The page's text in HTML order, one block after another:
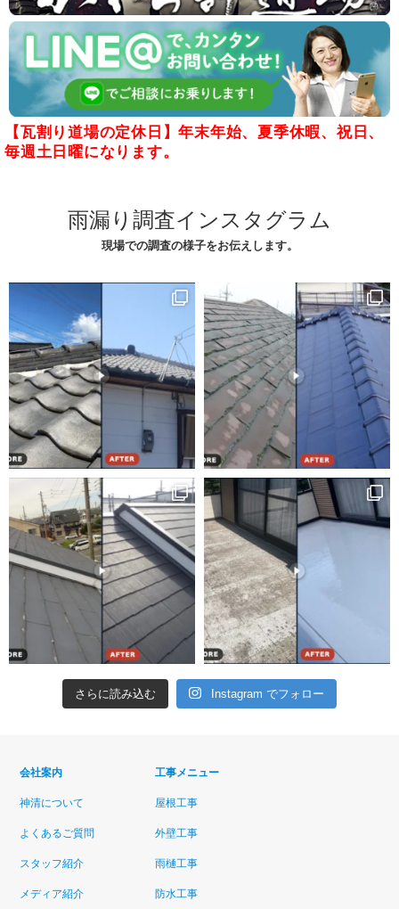
【瓦割り道場の定休日】年末年始、夏季休暇、祝日、
毎週土日曜になります。
雨漏り調査インスタグラム
現場での調査の様子をお伝えします。
さらに読み込む Instagram でフォロー
会社案内
神清について
よくあるご質問
スタッフ紹介
メディア紹介
工事メニュー
屋根工事
外壁工事
雨樋工事
防水工事